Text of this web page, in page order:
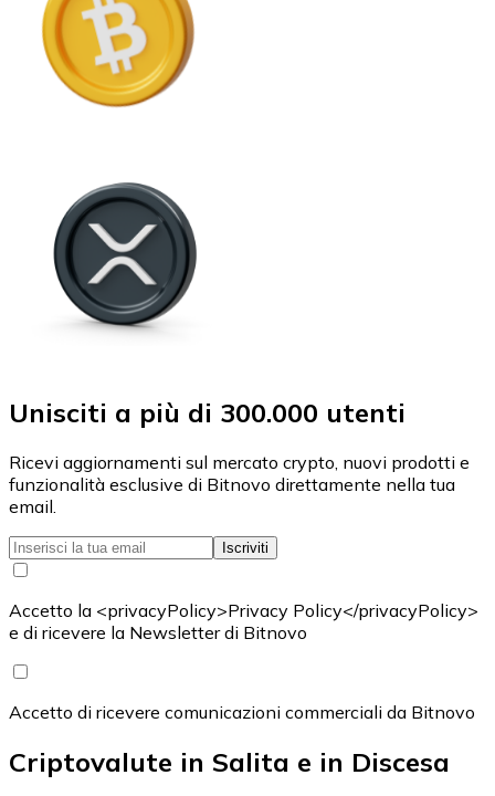
Unisciti a più di 300.000 utenti
Ricevi aggiornamenti sul mercato crypto, nuovi prodotti e
funzionalità esclusive di Bitnovo direttamente nella tua
email.
Iscriviti
Accetto la <privacyPolicy>Privacy Policy</privacyPolicy>
e di ricevere la Newsletter di Bitnovo
Accetto di ricevere comunicazioni commerciali da Bitnovo
Criptovalute in Salita e in Discesa